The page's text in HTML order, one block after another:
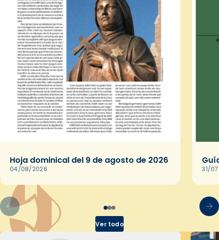
Hoja dominical del 9 de agosto de 2026
04/08/2026 31/
Ver todo